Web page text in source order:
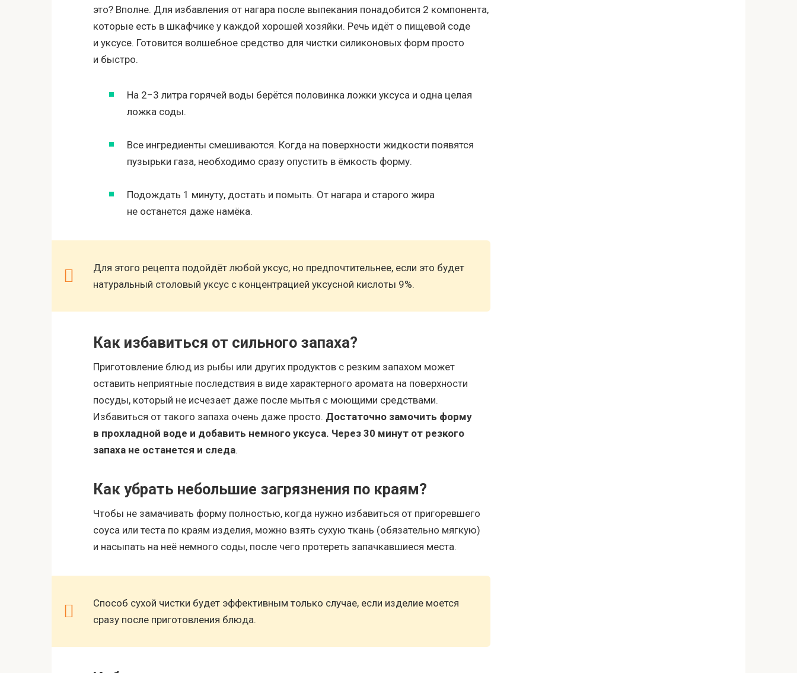
это? Вполне. Для избавления от нагара после выпекания понадобится 2 компонента,
которые есть в шкафчике у каждой хорошей хозяйки. Речь идёт о пищевой соде
и уксусе. Готовится волшебное средство для чистки силиконовых форм просто
и быстро.
На 2−3 литра горячей воды берётся половинка ложки уксуса и одна целая
ложка соды.
Все ингредиенты смешиваются. Когда на поверхности жидкости появятся
пузырьки газа, необходимо сразу опустить в ёмкость форму.
Подождать 1 минуту, достать и помыть. От нагара и старого жира
не останется даже намёка.
Для этого рецепта подойдёт любой уксус, но предпочтительнее, если это будет
натуральный столовый уксус с концентрацией уксусной кислоты 9%.
Как избавиться от сильного запаха?
Приготовление блюд из рыбы или других продуктов с резким запахом может
оставить неприятные последствия в виде характерного аромата на поверхности
посуды, который не исчезает даже после мытья с моющими средствами.
Избавиться от такого запаха очень даже просто. Достаточно замочить форму
в прохладной воде и добавить немного уксуса. Через 30 минут от резкого
запаха не останется и следа.
Как убрать небольшие загрязнения по краям?
Чтобы не замачивать форму полностью, когда нужно избавиться от пригоревшего
соуса или теста по краям изделия, можно взять сухую ткань (обязательно мягкую)
и насыпать на неё немного соды, после чего протереть запачкавшиеся места.
Способ сухой чистки будет эффективным только случае, если изделие моется
сразу после приготовления блюда.